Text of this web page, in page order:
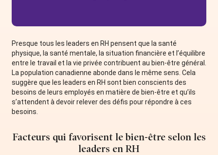
Presque tous les leaders en RH pensent que la santé
physique, la santé mentale, la situation financière et l’équilibre
entre le travail et la vie privée contribuent au bien-être général.
La population canadienne abonde dans le même sens. Cela
suggère que les leaders en RH sont bien conscients des
besoins de leurs employés en matière de bien-être et qu’ils
s’attendent à devoir relever des défis pour répondre à ces
besoins.
Facteurs qui favorisent le bien-être selon les
leaders en RH